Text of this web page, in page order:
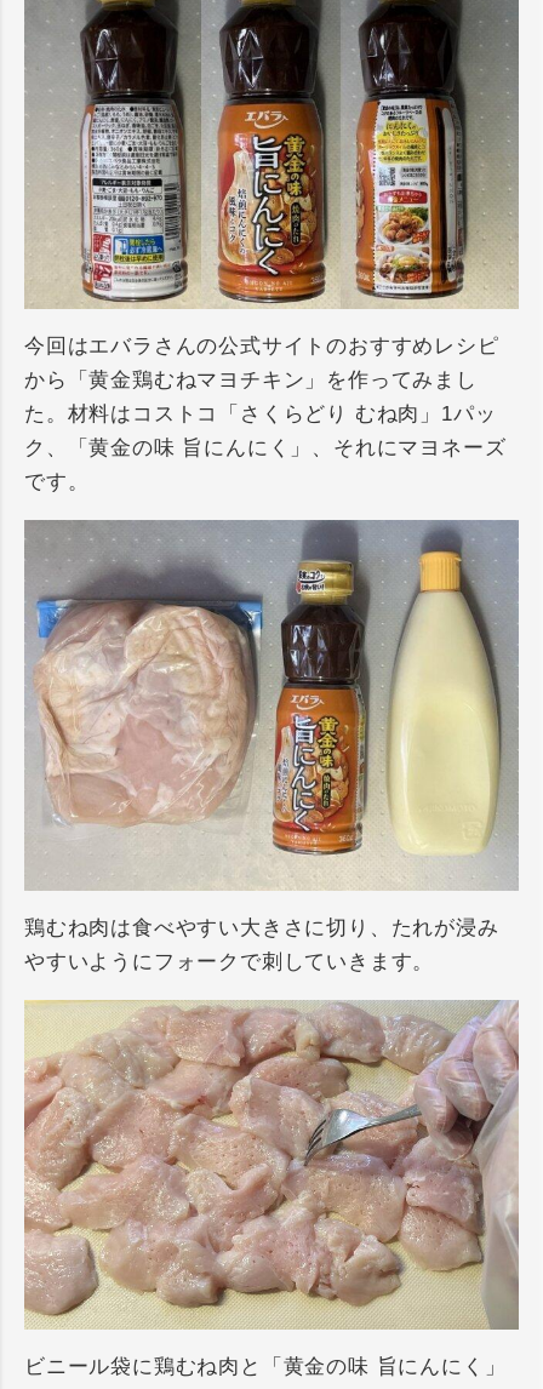
今回はエバラさんの公式サイトのおすすめレシピ
から「黄金鶏むねマヨチキン」を作ってみまし
た。材料はコストコ「さくらどり むね肉」1パッ
ク、「黄金の味 旨にんにく」、それにマヨネーズ
です。
鶏むね肉は食べやすい大きさに切り、たれが浸み
やすいようにフォークで刺していきます。
ビニール袋に鶏むね肉と「黄金の味 旨にんにく」